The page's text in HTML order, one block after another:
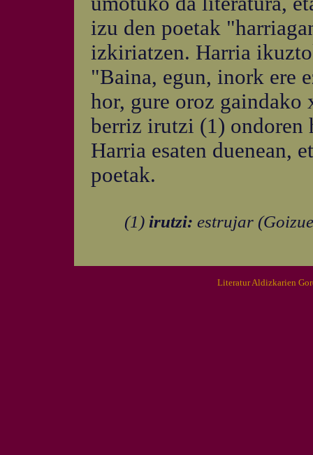
izu den poetak
izkiriatzen. Harria
"Baina, egun, inork ere
hor, gure oroz gaindako
berriz irutzi (1) ondoren
Harria esaten duenean,
poetak.
(1) irutzi: estrujar
Literatur Aldizkarien